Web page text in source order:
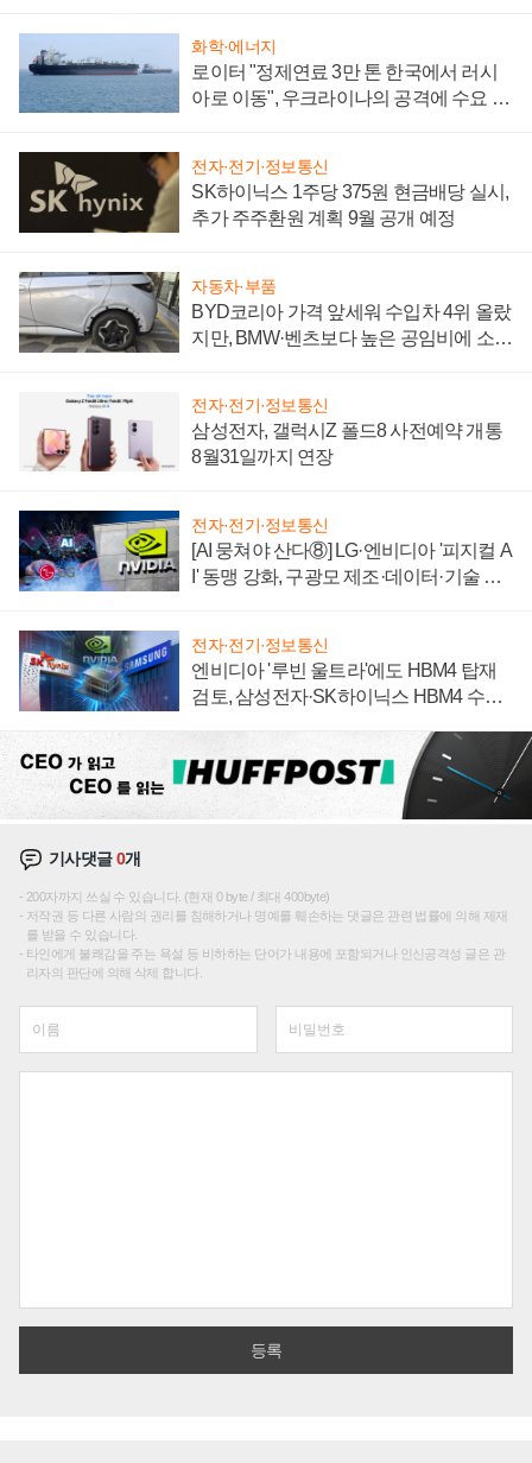
화학·에너지
로이터 "정제연료 3만 톤 한국에서 러시
아로 이동", 우크라이나의 공격에 수요 늘
전자·전기·정보통신
SK하이닉스 1주당 375원 현금배당 실시,
추가 주주환원 계획 9월 공개 예정
자동차·부품
BYD코리아 가격 앞세워 수입차 4위 올랐
지만, BMW·벤츠보다 높은 공임비에 소비
전자·전기·정보통신
삼성전자, 갤럭시Z 폴드8 사전예약 개통
8월31일까지 연장
전자·전기·정보통신
[AI 뭉쳐야 산다⑧] LG·엔비디아 '피지컬 A
I' 동맹 강화, 구광모 제조·데이터·기술 결
전자·전기·정보통신
엔비디아 '루빈 울트라'에도 HBM4 탑재
검토, 삼성전자·SK하이닉스 HBM4 수율
기사댓글0개
200자까지 쓰실 수 있습니다. (현재 0 byte / 최대 400byte)
저작권 등 다른 사람의 권리를 침해하거나 명예를 훼손하는 댓글은 관련 법률에 의해 제재
를 받을 수 있습니다.
타인에게 불쾌감을 주는 욕설 등 비하하는 단어가 내용에 포함되거나 인신공격성 글은 관
리자의 판단에 의해 삭제 합니다.